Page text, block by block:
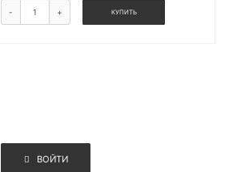
- + КУПИТЬ
ВОЙТИ